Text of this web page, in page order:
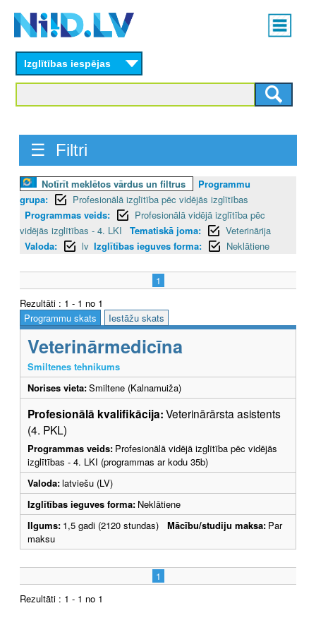
content
Main
menu
Izglītības iespējas
☰ Filtri
Notīrīt meklētos vārdus un filtrus
Programmu
grupa:
Profesionālā izglītība pēc vidējās izglītības
Programmas veids:
Profesionālā vidējā izglītība pēc
vidējās izglītības - 4. LKI
Tematiskā joma:
Veterinārija
Valoda:
lv Izglītības ieguves forma: Neklātiene
1
Rezultāti : 1 - 1 no 1
Programmu skats
Iestāžu skats
Veterinārmedicīna
Smiltenes tehnikums
Norises vieta:Smiltene (Kalnamuiža)
Profesionālā kvalifikācija:Veterinārārsta asistents
(4. PKL)
Programmas veids: Profesionālā vidējā izglītība pēc vidējās
izglītības - 4. LKI (programmas ar kodu 35b)
Valoda:latviešu (LV)
Izglītības ieguves forma: Neklātiene
Ilgums: 1,5 gadi (2120 stundas) Mācību/studiju maksa: Par
maksu
1
Rezultāti : 1 - 1 no 1